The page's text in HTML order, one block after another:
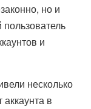
но и
и
несколько
в